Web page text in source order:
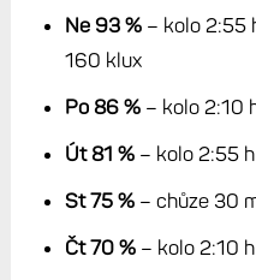
Ne 93 %– kolo 2:55
160 klux
Po 86 %– kolo 2:10
Út 81 %– kolo 2:55
St 75 %– chůze 30
Čt 70 %– kolo 2:10